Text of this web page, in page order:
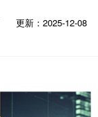
更新：2025-12-08